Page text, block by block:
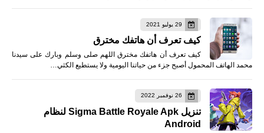
29 يوليو 2021
كيف تعرف أن هاتفك مخترق
كيف تعرف أن هاتفك مخترق اللهم صلى وسلم وبارك على سيدنا
محمد الهاتف المحمول أصبح جزء من حياتنا اليومية ولا يستطيع الكثي…
26 نوفمبر 2022
تنزيل Sigma Battle Royale Apk لنظام
Android